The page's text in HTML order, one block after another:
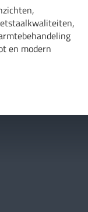
en modern